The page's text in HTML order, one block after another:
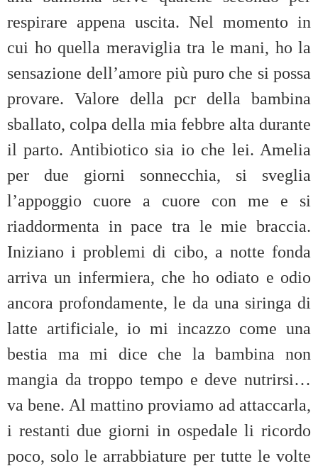
respirare appena uscita. Nel momento in
cui ho quella meraviglia tra le mani, ho la
sensazione dell’amore più puro che si possa
provare. Valore della pcr della bambina
sballato, colpa della mia febbre alta durante
il parto. Antibiotico sia io che lei. Amelia
per due giorni sonnecchia, si sveglia
l’appoggio cuore a cuore con me e si
riaddormenta in pace tra le mie braccia.
Iniziano i problemi di cibo, a notte fonda
arriva un infermiera, che ho odiato e odio
ancora profondamente, le da una siringa di
latte artificiale, io mi incazzo come una
bestia ma mi dice che la bambina non
mangia da troppo tempo e deve nutrirsi…
va bene. Al mattino proviamo ad attaccarla,
i restanti due giorni in ospedale li ricordo
poco, solo le arrabbiature per tutte le volte